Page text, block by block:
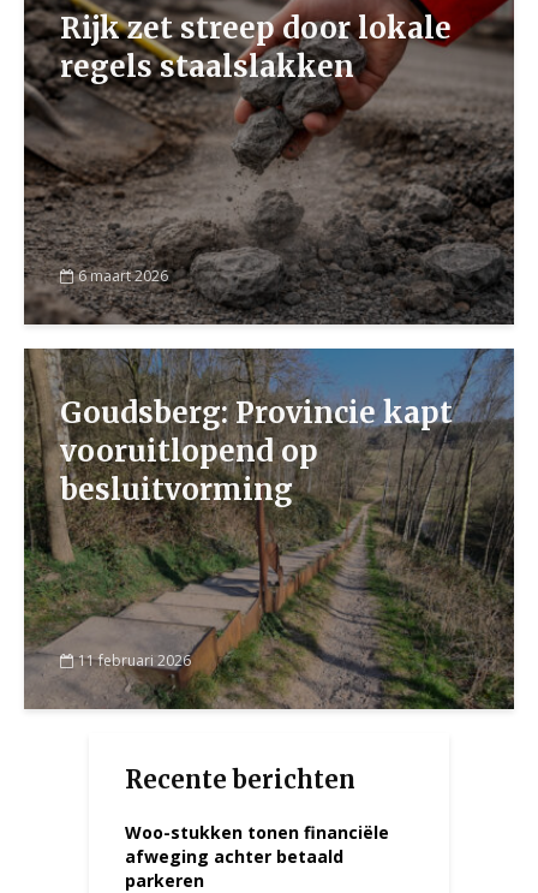
Rijk zet streep door lokale
regels staalslakken
6 maart 2026
Goudsberg: Provincie kapt
vooruitlopend op
besluitvorming
11 februari 2026
Recente berichten
Woo-stukken tonen financiële
afweging achter betaald
parkeren